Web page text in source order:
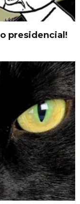
presidencial!